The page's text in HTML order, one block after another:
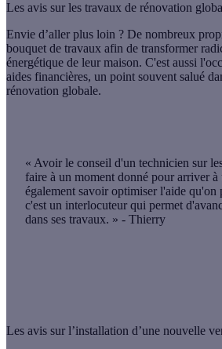
Les avis sur les travaux de rénovation
Envie d’aller plus loin ? De nombreux
bouquet de travaux afin de transformer
énergétique de leur maison. C'est aussi
aides financières, un point souvent salué
rénovation globale.
« Avoir le conseil d'un technicien sur
faire à un moment donné pour arriver
également savoir optimiser l'aide qu'on
c'est un interlocuteur qui permet d'
dans ses travaux. » - Thierry
Les avis sur l’installation d’une nouvelle